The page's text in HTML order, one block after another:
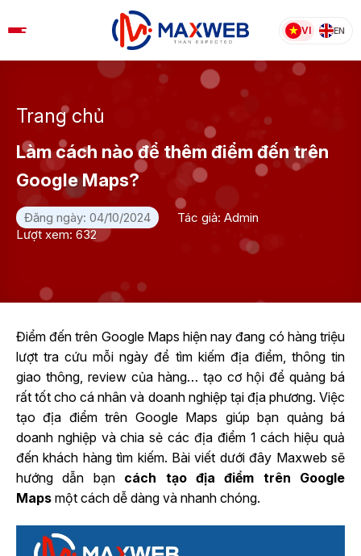
to
VI EN
Trang chủ
Làm cách nào để thêm điểm đến trên
Google Maps?
Đăng ngày: 04/10/2024
Tác giả: Admin
Lượt xem: 632
Điểm đến trên Google Maps hiện nay đang có hàng triệu
lượt tra cứu mỗi ngày để tìm kiếm địa điểm, thông tin
giao thông, review của hàng… tạo cơ hội để quảng bá
rất tốt cho cá nhân và doanh nghiệp tại địa phương. Việc
tạo địa điểm trên Google Maps giúp bạn quảng bá
doanh nghiệp và chia sẻ các địa điểm 1 cách hiệu quả
đến khách hàng tìm kiếm. Bài viết dưới đây Maxweb sẽ
hướng dẫn bạncách tạo địa điểm trên Google
Maps một cách dễ dàng và nhanh chóng.